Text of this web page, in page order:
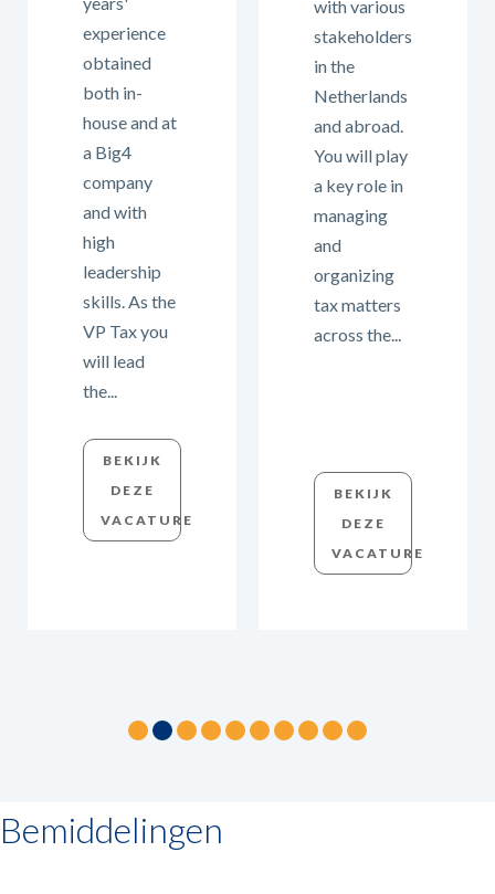
experience
obtained
both in-
house and at
a Big4
company
and with
high
leadership
skills. As the
VP Tax you
will lead
the...
BEKIJK
DEZE
VACATURE
with various
stakeholders
in the
Netherlands
and abroad.
You will play
a key role in
managing
and
organizing
tax matters
across the...
BEKIJK
DEZE
VACATURE
Bemiddelingen